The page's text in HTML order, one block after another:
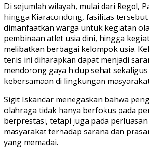
Di sejumlah wilayah, mulai dari Regol,
hingga Kiaracondong, fasilitas tersebut
dimanfaatkan warga untuk kegiatan
pembinaan atlet usia dini, hingga
melibatkan berbagai kelompok usia.
tenis ini diharapkan dapat menjadi
mendorong gaya hidup sehat
kebersamaan di lingkungan
Sigit Iskandar menegaskan bahwa
olahraga tidak hanya berfokus pada
berprestasi, tetapi juga pada perluasan
masyarakat terhadap sarana dan
yang memadai.